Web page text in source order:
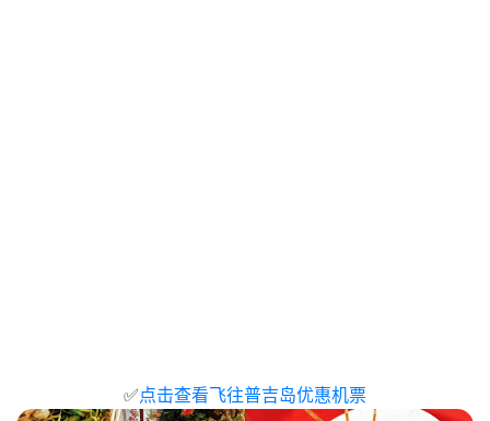
✅点击查看飞往普吉岛优惠机票